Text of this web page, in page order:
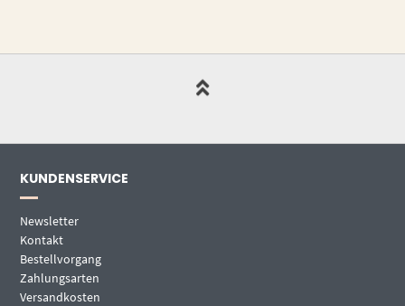
KUNDENSERVICE
Newsletter
Kontakt
Bestellvorgang
Zahlungsarten
Versandkosten